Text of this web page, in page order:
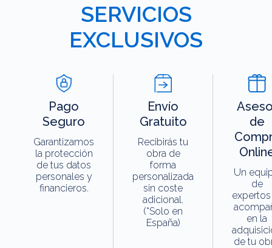
SERVICIOS
EXCLUSIVOS
Pago
Seguro
Garantizamos
la protección
de tus datos
personales y
financieros.
Envío
Gratuito
Recibirás tu
obra de
forma
personalizada
sin coste
adicional.
(*Solo en
España)
de
Un
de
en la
de tu